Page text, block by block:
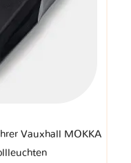
Vauxhall MOKKA